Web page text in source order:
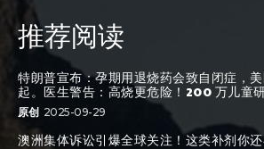
推荐阅读
特朗普宣布：孕期用退烧药会致自闭症，
起。医生警告：高烧更危险！200 万儿童
原创 2025-09-29
澳洲集体诉讼引爆全球关注！这类补剂你